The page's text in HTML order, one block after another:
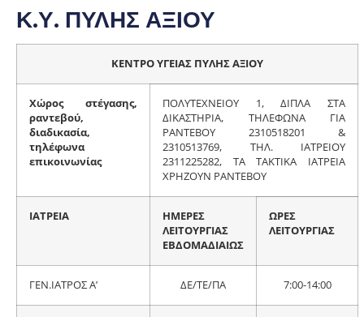
Κ.Υ. ΠΥΛΗΣ ΑΞΙΟΥ
ΚΕΝΤΡΟ ΥΓΕΙΑΣ ΠΥΛΗΣ ΑΞΙΟΥ
Χώρος στέγασης,
ραντεβού,
διαδικασία,
τηλέφωνα
επικοινωνίας
ΠΟΛΥΤΕΧΝΕΙΟΥ 1, ΔΙΠΛΑ ΣΤΑ
ΔΙΚΑΣΤΗΡΙΑ, ΤΗΛΕΦΩΝΑ ΓΙΑ
ΡΑΝΤΕΒΟΥ 2310518201 &
2310513769, ΤΗΛ. ΙΑΤΡΕΙΟΥ
2311225282, ΤΑ ΤΑΚΤΙΚΑ ΙΑΤΡΕΙΑ
ΧΡΗΖΟΥΝ ΡΑΝΤΕΒΟΥ
ΙΑΤΡΕΙΑ
ΗΜΕΡΕΣ
ΛΕΙΤΟΥΡΓΙΑΣ
ΕΒΔΟΜΑΔΙΑΙΩΣ
ΩΡΕΣ
ΛΕΙΤΟΥΡΓΙΑΣ
ΓΕΝ.ΙΑΤΡΟΣ Α’ ΔΕ/ΤΕ/ΠΑ 7:00-14:00